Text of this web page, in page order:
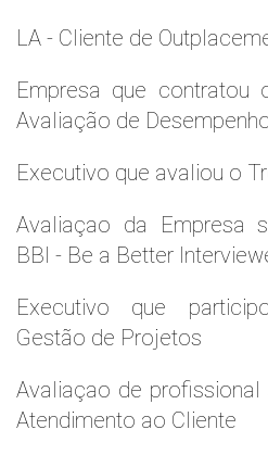
LA - Cliente de
Empresa que contratou
Avaliação de
Executivo que avaliou o
Avaliaçao da Empresa
BBI - Be a Better
Executivo que
Gestão de Projetos
Avaliaçao de
Atendimento ao Cliente